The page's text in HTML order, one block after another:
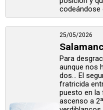
codeándose
25/05/2026
Para
aunque nos
dos… El
fratricida
puesto en la
ascenso a